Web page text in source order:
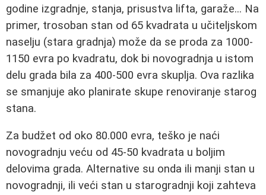
godine izgradnje, stanja, prisustva lifta, garaže... Na
primer, trosoban stan od 65 kvadrata u učiteljskom
naselju (stara gradnja) može da se proda za 1000-
1150 evra po kvadratu, dok bi novogradnja u istom
delu grada bila za 400-500 evra skuplja. Ova razlika
se smanjuje ako planirate skupe renoviranje starog
stana.
Za budžet od oko 80.000 evra, teško je naći
novogradnju veću od 45-50 kvadrata u boljim
delovima grada. Alternative su onda ili manji stan u
novogradnji, ili veći stan u starogradnji koji zahteva